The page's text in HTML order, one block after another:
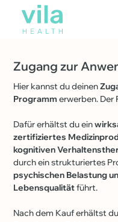
Zugang zur
Hier kannst du deinen
Programm erwerben. Der
Dafür erhältst du ein
zertifiziertes
kognitiven
durch ein strukturiertes
psychischen Belastung
Lebensqualitätführt.
Nach dem Kauf erhältst